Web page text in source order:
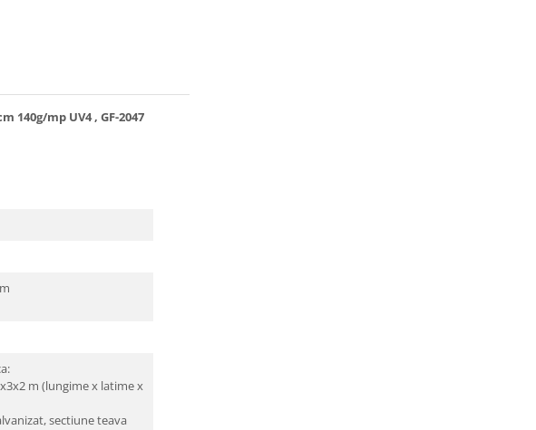
140g/mp UV4 , GF-2047
m (lungime x latime x
sectiune teava